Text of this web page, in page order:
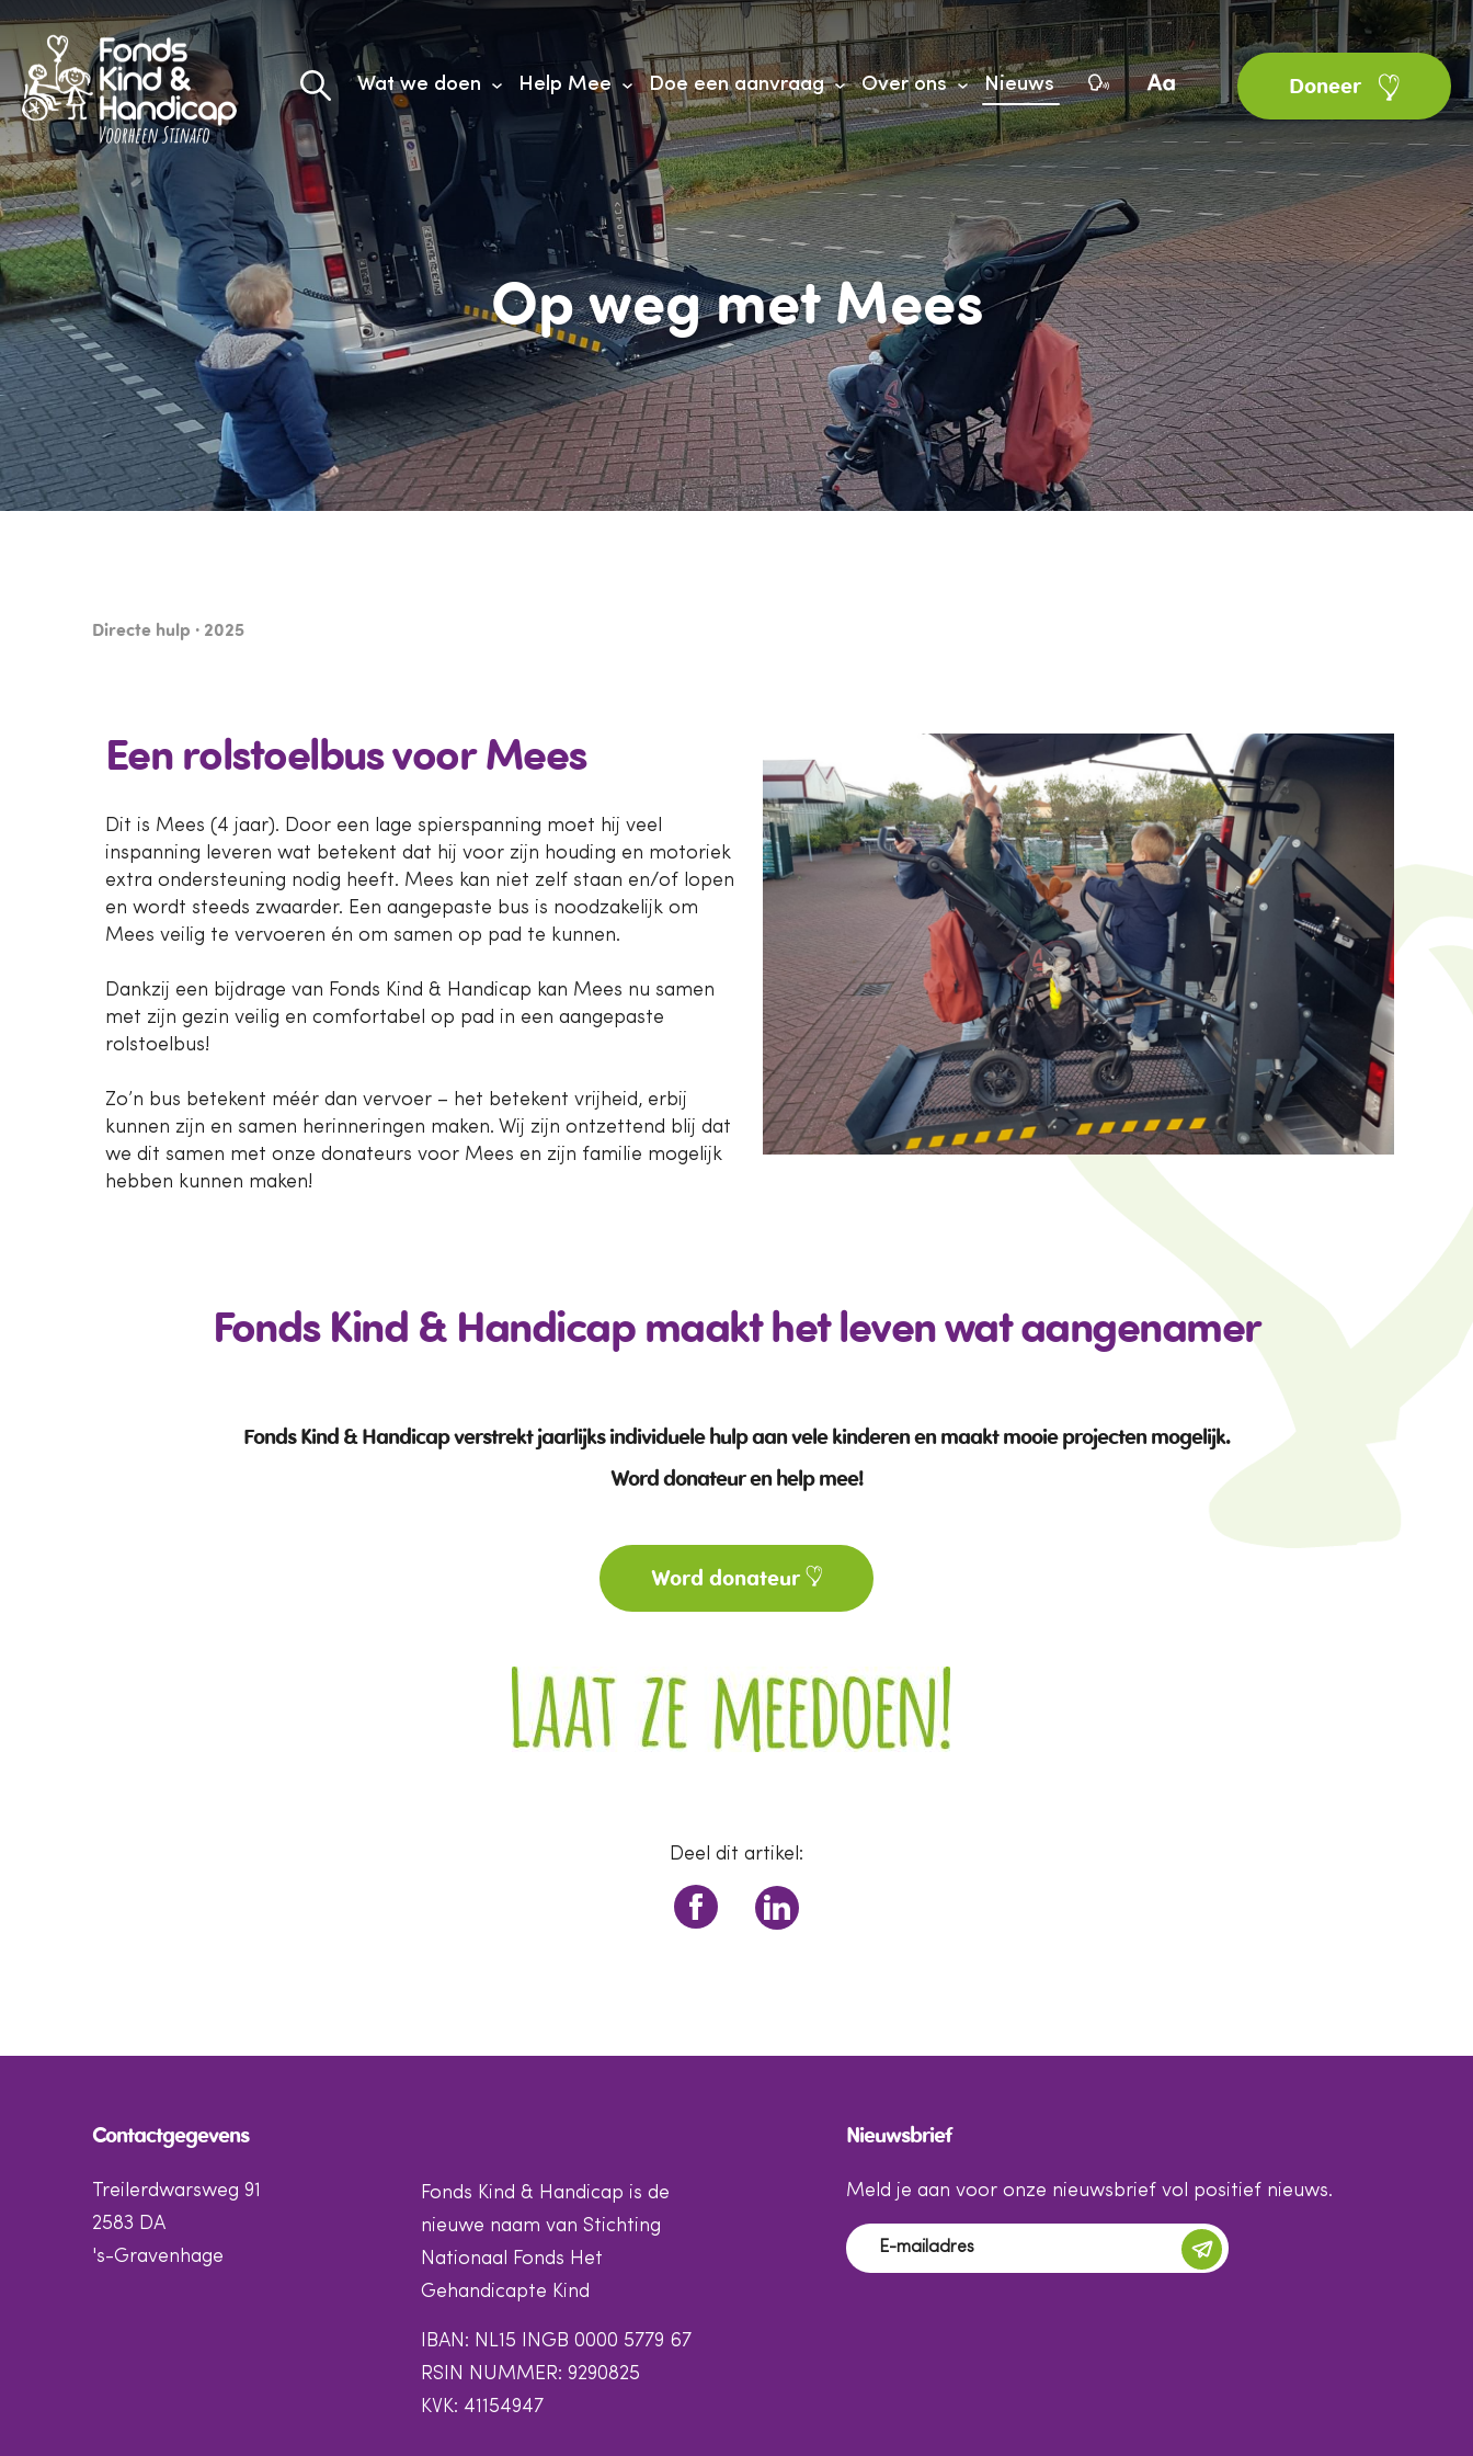
Wat we doen Help Mee Doe een aanvraag Over ons Nieuws Doneer
Op weg met Mees
Directe hulp · 2025
Een rolstoelbus voor Mees
Dit is Mees (4 jaar). Door een lage spierspanning moet hij veel
inspanning leveren wat betekent dat hij voor zijn houding en motoriek
extra ondersteuning nodig heeft. Mees kan niet zelf staan en/of lopen
en wordt steeds zwaarder. Een aangepaste bus is noodzakelijk om
Mees veilig te vervoeren én om samen op pad te kunnen.
Dankzij een bijdrage van Fonds Kind & Handicap kan Mees nu samen
met zijn gezin veilig en comfortabel op pad in een aangepaste
rolstoelbus!
Zo’n bus betekent méér dan vervoer – het betekent vrijheid, erbij
kunnen zijn en samen herinneringen maken. Wij zijn ontzettend blij dat
we dit samen met onze donateurs voor Mees en zijn familie mogelijk
hebben kunnen maken!
Fonds Kind & Handicap maakt het leven wat aangenamer
Fonds Kind & Handicap verstrekt jaarlijks individuele hulp aan vele kinderen en maakt mooie projecten mogelijk.
Word donateur en help mee!
Word donateur
Deel dit artikel:
Contactgegevens
Treilerdwarsweg 91
2583 DA
's-Gravenhage
Fonds Kind & Handicap is de
nieuwe naam van Stichting
Nationaal Fonds Het
Gehandicapte Kind
IBAN: NL15 INGB 0000 5779 67
RSIN NUMMER: 9290825
KVK: 41154947
Nieuwsbrief
Meld je aan voor onze nieuwsbrief vol positief nieuws.